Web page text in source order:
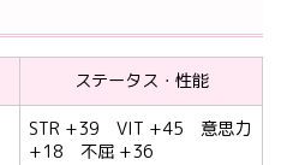
ステータス・性能
STR +39 VIT +45 意思力
+18 不屈 +36